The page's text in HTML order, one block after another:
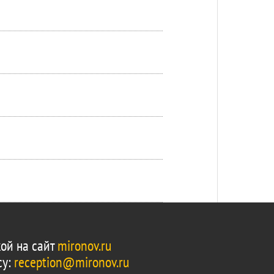
на сайтmironov.ru
reception@mironov.ru